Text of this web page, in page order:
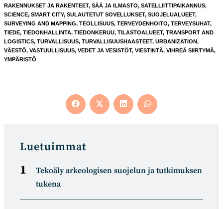
RAKENNUKSET JA RAKENTEET, SÄÄ JA ILMASTO, SATELLIITTIPAIKANNUS,
SCIENCE, SMART CITY, SULAUTETUT SOVELLUKSET, SUOJELUALUEET,
SURVEYING AND MAPPING, TEOLLISUUS, TERVEYDENHOITO, TERVEYSUHAT,
TIEDE, TIEDONHALLINTA, TIEDONKERUU, TILASTOALUEET, TRANSPORT AND
LOGISTICS, TURVALLISUUS, TURVALLISUUSHAASTEET, URBANIZATION,
VÄESTÖ, VASTUULLISUUS, VEDET JA VESISTÖT, VIESTINTÄ, VIHREÄ SIIRTYMÄ,
YMPÄRISTÖ
Opens
in
Opens
in
Opens
in
Opens
in
Luetuimmat
Tekoäly arkeologisen suojelun ja tutkimuksen
tukena